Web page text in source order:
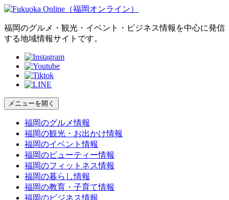
福岡のグルメ・観光・イベント・ビジネス情報を中心に発信
する地域情報サイトです。
メニューを開く
福岡のグルメ情報
福岡の観光・お出かけ情報
福岡のイベント情報
福岡のビューティー情報
福岡のフィットネス情報
福岡の暮らし情報
福岡の教育・子育て情報
福岡のビジネス情報